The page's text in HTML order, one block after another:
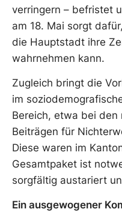
verringern – befristet
am 18. Mai sorgt
die Hauptstadt ihre
wahrnehmen kann.
Zugleich bringt die
im
Bereich, etwa bei
Beiträgen für
Diese waren im
Gesamtpaket ist
sorgfältig austariert
Ein ausgewogener